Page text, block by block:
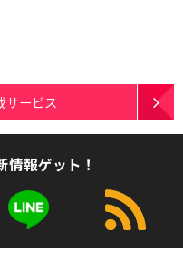
サービス
情報ゲット！